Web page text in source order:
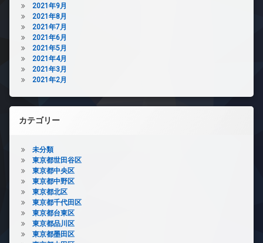
2021年9月
2021年8月
2021年7月
2021年6月
2021年5月
2021年4月
2021年3月
2021年2月
カテゴリー
未分類
東京都世田谷区
東京都中央区
東京都中野区
東京都北区
東京都千代田区
東京都台東区
東京都品川区
東京都墨田区